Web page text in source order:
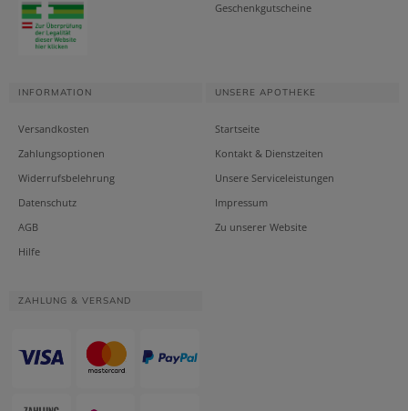
Geschenkgutscheine
INFORMATION
Versandkosten
Zahlungsoptionen
Widerrufsbelehrung
Datenschutz
AGB
Hilfe
UNSERE APOTHEKE
Startseite
Kontakt & Dienstzeiten
Unsere Serviceleistungen
Impressum
Zu unserer Website
ZAHLUNG & VERSAND